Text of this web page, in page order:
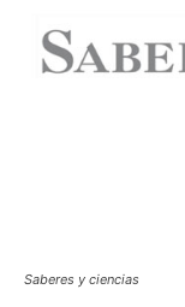
Saberes y ciencias